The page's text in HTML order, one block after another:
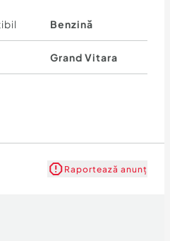
Benzină
Grand Vitara
Raportează anunț